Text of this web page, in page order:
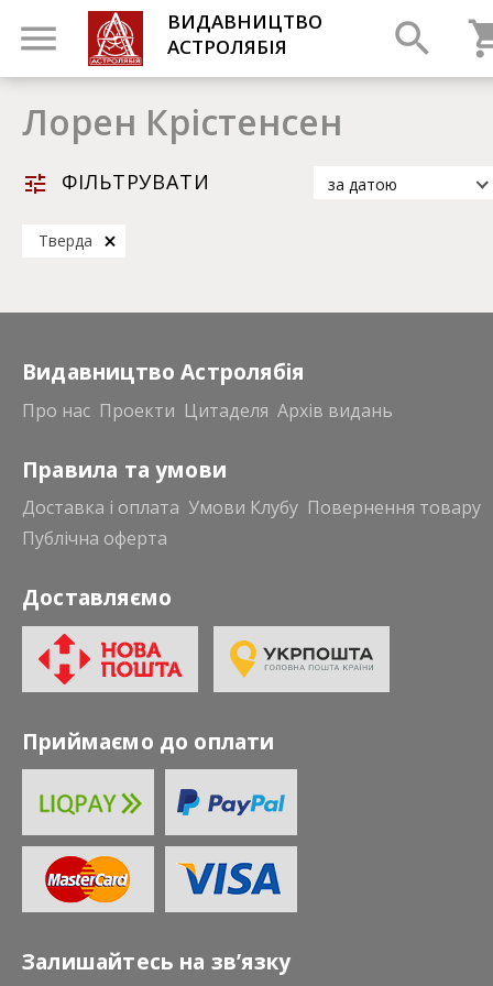
ВИДАВНИЦТВО
АСТРОЛЯБІЯ
Лорен Крістенсен
ФІЛЬТРУВАТИ
за датою
Тверда
Видавництво Астролябія
Про нас Проекти Цитаделя Архів видань
Правила та умови
Доставка і оплата Умови Клубу Повернення товару
Публічна оферта
Доставляємо
Приймаємо до оплати
Залишайтесь на зв’язку